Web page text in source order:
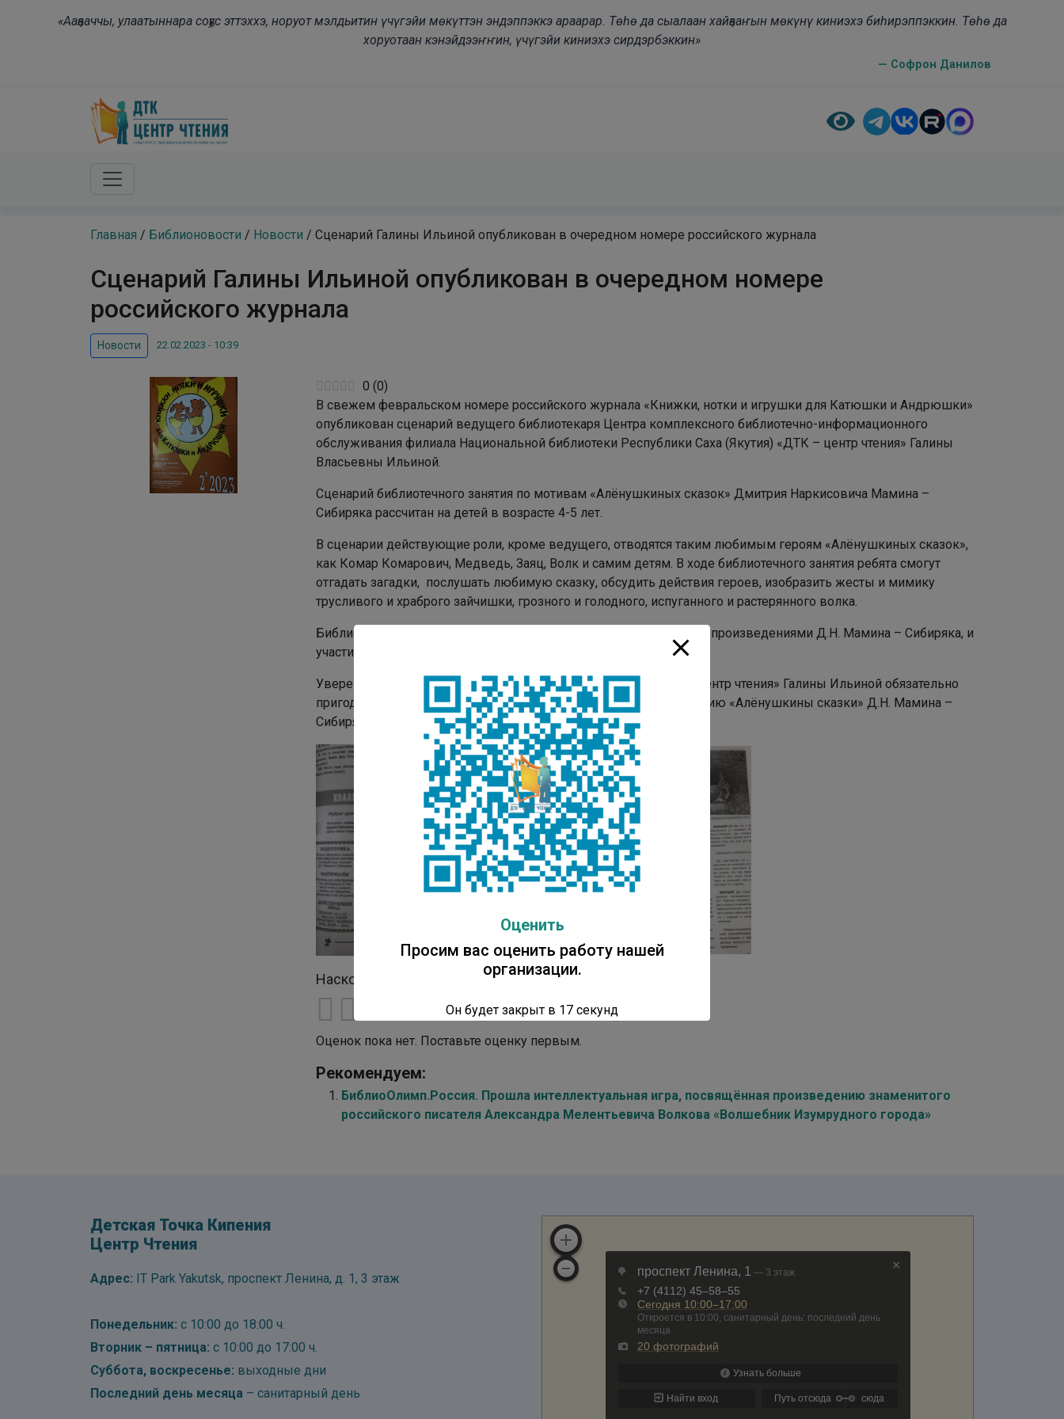
«Ааҕааччы, улаатыннара соҕус эттэххэ, норуот мэлдьитин үчүгэйи мөкүттэн эндэппэккэ араарар. Төһө да сыалаан хайҕааҥын мөкүнү киниэхэ биһирэппэккин. Төһө да
хоруотаан кэнэйдээҥҥин, үчүгэйи киниэхэ сирдэрбэккин»
— Софрон Данилов
Главная / Библионовости / Новости / Сценарий Галины Ильиной опубликован в очередном номере российского журнала
Сценарий Галины Ильиной опубликован в очередном номере
российского журнала
Новости 22.02.2023 - 10:39
0 (0)
В свежем февральском номере российского журнала «Книжки, нотки и игрушки для Катюшки и Андрюшки»
опубликован сценарий ведущего библиотекаря Центра комплексного библиотечно-информационного
обслуживания филиала Национальной библиотеки Республики Саха (Якутия) «ДТК – центр чтения» Галины
Власьевны Ильиной.
Сценарий библиотечного занятия по мотивам «Алёнушкиных сказок» Дмитрия Наркисовича Мамина –
Сибиряка рассчитан на детей в возрасте 4-5 лет.
В сценарии действующие роли, кроме ведущего, отводятся таким любимым героям «Алёнушкиных сказок»,
как Комар Комарович, Медведь, Заяц, Волк и самим детям. В ходе библиотечного занятия ребята смогут
отгадать загадки, послушать любимую сказку, обсудить действия героев, изобразить жесты и мимику
трусливого и храброго зайчишки, грозного и голодного, испуганного и растерянного волка.
Библиотечное занятие предполагает знакомство детей с другими произведениями Д.Н. Мамина – Сибиряка, и
участие малышей в весёлой фотосессии с героями программы.
Уверены, что сценарий опытного библиотекаря нашего «ДТК – центр чтения» Галины Ильиной обязательно
пригодится при проведении тематических занятий по произведению «Алёнушкины сказки» Д.Н. Мамина –
Сибиряка в детских садах и библиотеках российских регионов.
Насколько вам понравилась публикация?
Оценок пока нет. Поставьте оценку первым.
Рекомендуем:
БиблиоОлимп.Россия. Прошла интеллектуальная игра, посвящённая произведению знаменитого
российского писателя Александра Мелентьевича Волкова «Волшебник Изумрудного города»
Детская Точка Кипения
Центр Чтения
Адрес: IT Park Yakutsk, проспект Ленина, д. 1, 3 этаж
Понедельник: с 10:00 до 18:00 ч.
Вторник – пятница: с 10:00 до 17:00 ч.
Суббота, воскресенье: выходные дни
Последний день месяца – санитарный день
Оценить
Просим вас оценить работу нашей
организации.
Он будет закрыт в 16 секунд